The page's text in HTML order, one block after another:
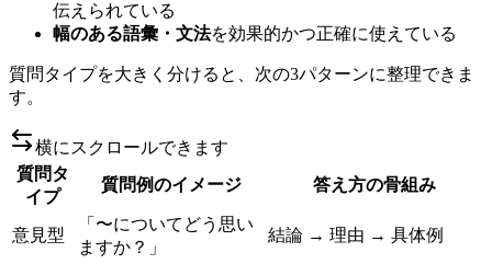
伝えられている
幅のある語彙・文法を効果的かつ正確に使えている
質問タイプを大きく分けると、次の3パターンに整理できま
す。
横にスクロールできます
質問タ
イプ
質問例のイメージ 答え方の骨組み
意見型
「〜についてどう思い
ますか？」
結論 → 理由 → 具体例